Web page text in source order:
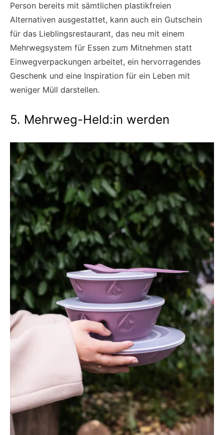
Person bereits mit sämtlichen plastikfreien
Alternativen ausgestattet, kann auch ein Gutschein
für das Lieblingsrestaurant, das neu mit einem
Mehrwegsystem für Essen zum Mitnehmen statt
Einwegverpackungen arbeitet, ein hervorragendes
Geschenk und eine Inspiration für ein Leben mit
weniger Müll darstellen.
5. Mehrweg-Held:in werden